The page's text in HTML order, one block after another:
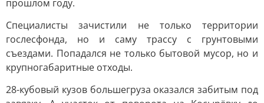
прошлом году.
Специалисты зачистили не только территории
гослесфонда, но и саму трассу с грунтовыми
съездами. Попадался не только бытовой мусор, но и
крупногабаритные отходы.
28-кубовый кузов большегруза оказался забитым под